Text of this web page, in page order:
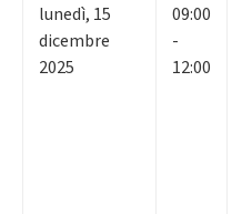
lunedì, 15
dicembre
2025
09:00
-
12:00